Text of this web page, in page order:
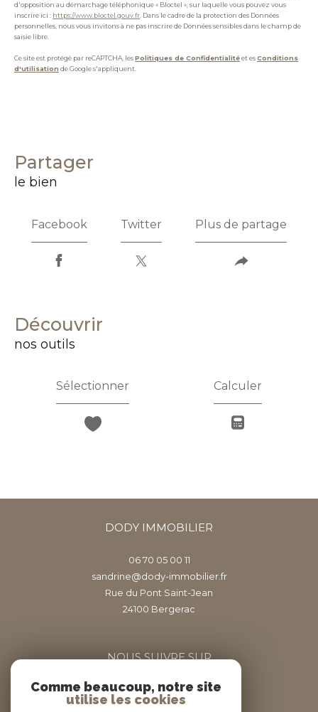
d'opposition au démarchage téléphonique « Bloctel », sur laquelle vous pouvez vous
inscrire ici : https://www.bloctel.gouv.fr . Dans le cadre de la protection des Données
personnelles, nous vous invitons à ne pas inscrire de Données sensibles dans le champ de
saisie libre.
Ce site est protégé par reCAPTCHA, lesPolitiques de Confidentialitéet esConditions
d'utilisation de Google s'appliquent.
partager
le bien
Facebook Twitter Plus de partage
découvrir
nos outils
Sélectionner Calculer
DODY IMMOBILIER
06 70 05 00 11
sandrine@dody-immobilier.fr
Rue du Pont Saint-Jean
24100
bergerac
NOUS SUIVRE SUR
Comme beaucoup, notre site
utilise les cookies